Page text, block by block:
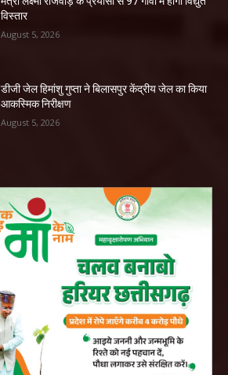
विस्तार
August 5, 2026
डीजी जेल हिमांशु गुप्ता ने बिलासपुर केंद्रीय जेल का किया
आकस्मिक निरीक्षण
August 5, 2026